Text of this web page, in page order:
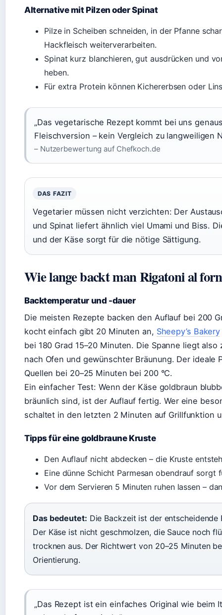
Alternative mit Pilzen oder Spinat
Pilze in Scheiben schneiden, in der Pfanne
Hackfleisch weiterverarbeiten.
Spinat kurz blanchieren, gut ausdrücken und
heben.
Für extra Protein können Kichererbsen oder
„Das vegetarische Rezept kommt bei uns
Fleischversion – kein Vergleich zu langweiligen
– Nutzerbewertung auf Chefkoch.de
DAS FAZIT
Vegetarier müssen nicht verzichten: Der
und Spinat liefert ähnlich viel Umami und Biss.
und der Käse sorgt für die nötige Sättigung.
Wie lange backt man Rigatoni al
Backtemperatur und -dauer
Die meisten Rezepte backen den Auflauf bei 200
kocht einfach gibt 20 Minuten an, Sheepy’s Bakery
bei 180 Grad 15–20 Minuten. Die Spanne liegt
nach Ofen und gewünschter Bräunung. Der ideale
Quellen bei 20–25 Minuten bei 200 °C.
Ein einfacher Test: Wenn der Käse goldbraun
bräunlich sind, ist der Auflauf fertig. Wer eine
schaltet in den letzten 2 Minuten auf Grillfunktion
Tipps für eine goldbraune Kruste
Den Auflauf nicht abdecken – die Kruste
Eine dünne Schicht Parmesan obendrauf sorgt
Vor dem Servieren 5 Minuten ruhen lassen –
Das bedeutet: Die Backzeit ist der
Der Käse ist nicht geschmolzen, die Sauce noch
trocknen aus. Der Richtwert von 20–25 Minuten
Orientierung.
„Das Rezept ist ein einfaches Original wie beim